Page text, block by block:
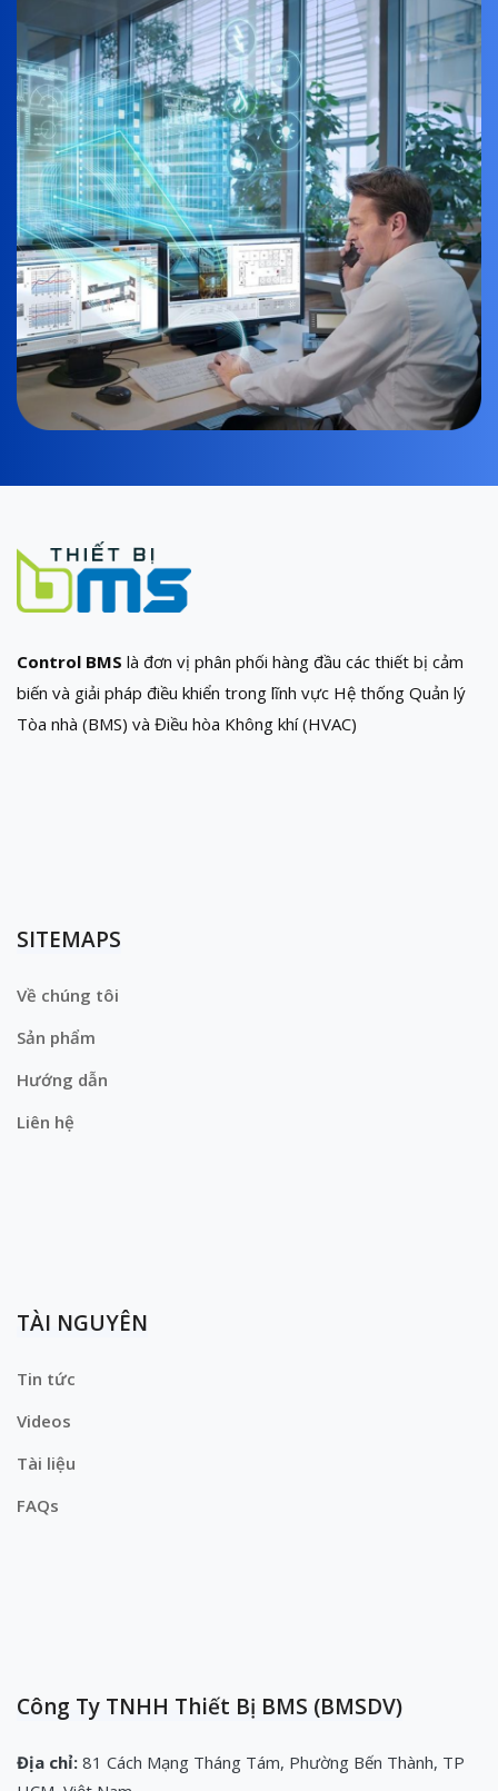
Control BMS là đơn vị phân phối hàng đầu các thiết bị cảm
biến và giải pháp điều khiển trong lĩnh vực Hệ thống Quản lý
Tòa nhà (BMS) và Điều hòa Không khí (HVAC)
SITEMAPS
Về chúng tôi
Sản phẩm
Hướng dẫn
Liên hệ
TÀI NGUYÊN
Tin tức
Videos
Tài liệu
FAQs
Công Ty TNHH Thiết Bị BMS (BMSDV)
Địa chỉ: 81 Cách Mạng Tháng Tám, Phường Bến Thành, TP